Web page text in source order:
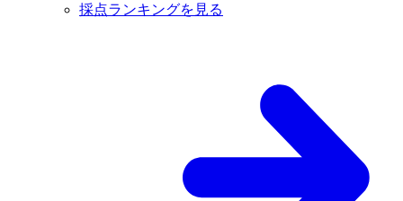
採点ランキングを見る